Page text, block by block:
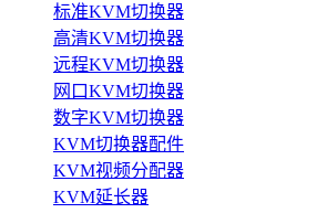
标准KVM切换器
高清KVM切换器
远程KVM切换器
网口KVM切换器
数字KVM切换器
KVM切换器配件
KVM视频分配器
KVM延长器